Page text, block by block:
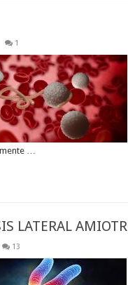
1
…
LATERAL
13